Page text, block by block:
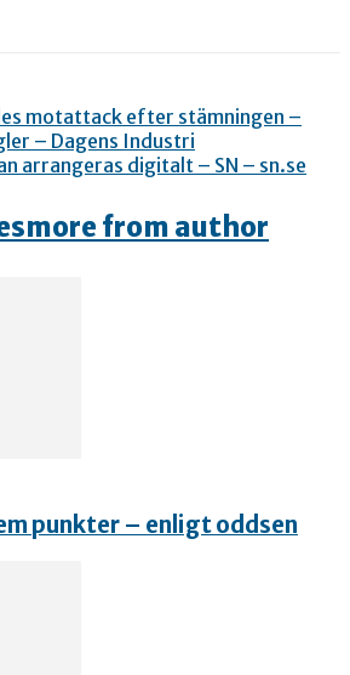
motattack efter stämningen –
– Dagens Industri
arrangeras digitalt – SN – sn.se
more from author
punkter – enligt oddsen